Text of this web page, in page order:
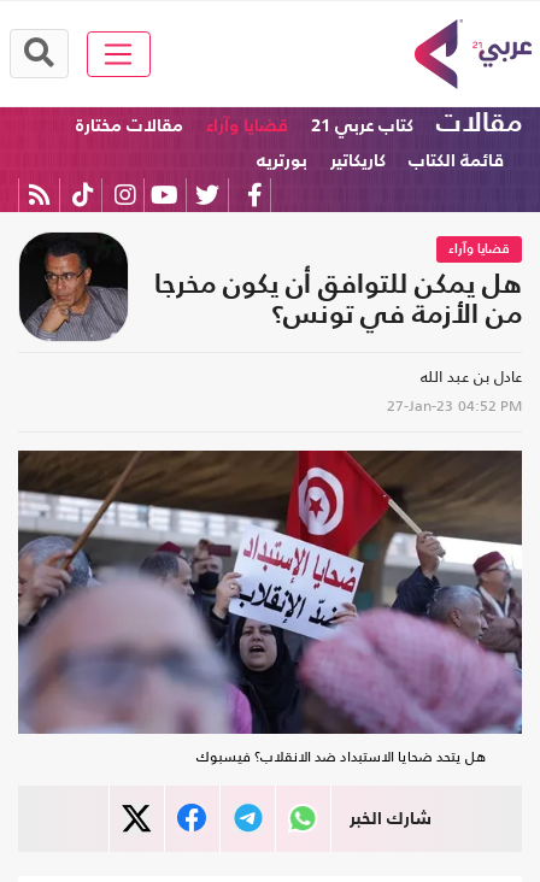
مقالات كتاب عربي 21 قضايا وآراء
مقالات مختارة
قائمة الكتاب
كاريكاتير بورتريه
قضايا وآراء
هل يمكن للتوافق أن يكون مخرجا
من الأزمة في تونس؟
عادل بن عبد الله
27-Jan-23 04:52 PM
هل يتحد ضحايا الاستبداد ضد الانقلاب؟ فيسبوك
شارك الخبر